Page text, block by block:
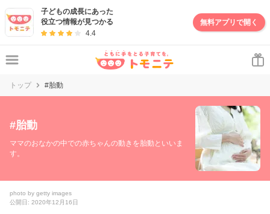
子どもの成長にあった
役立つ情報が見つかる
4.4
無料アプリで開く
トップ #胎動
#胎動
ママのおなかの中での赤ちゃんの動きを胎動といいま
す。
photo by getty images
公開日: 2020年12月16日